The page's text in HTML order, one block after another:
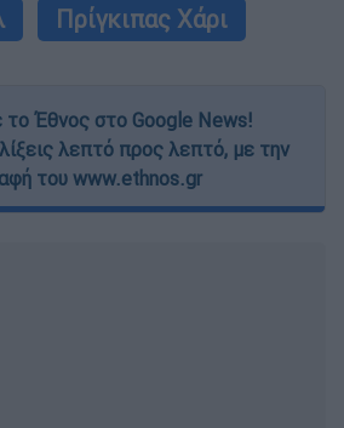
Πρίγκιπας Χάρι
το Έθνος στο Google News!
λεπτό προς λεπτό, με την
του www.ethnos.gr